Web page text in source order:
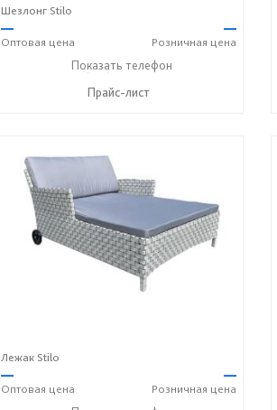
Шезлонг Stilo
—
Оптовая цена
—
Розничная цена
+7 (917) 600-15-16
Показать телефон
Прайс-лист
Лежак Stilo
—
Оптовая цена
—
Розничная цена